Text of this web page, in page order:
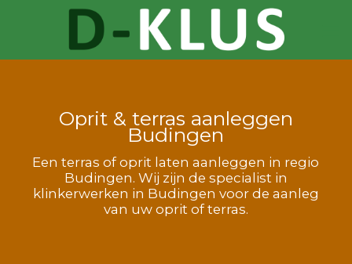
Oprit & terras aanleggen
Budingen
Een terras of oprit laten aanleggen in regio
Budingen. Wij zijn de specialist in
klinkerwerken in Budingen voor de aanleg
van uw oprit of terras.